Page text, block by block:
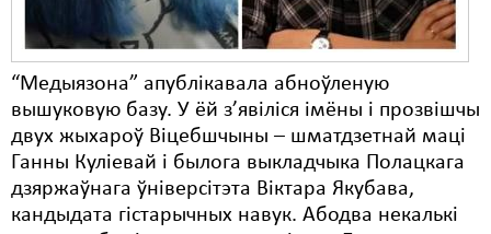
“Медыязона” апублікавала абноўленую
вышуковую базу. У ёй з’явіліся імёны і прозвішчы
двух жыхароў Віцебшчыны – шматдзетнай маці
Ганны Куліевай і былога выкладчыка Полацкага
дзяржаўнага ўніверсітэта Віктара Якубава,
кандыдата гістарычных навук. Абодва некалькі